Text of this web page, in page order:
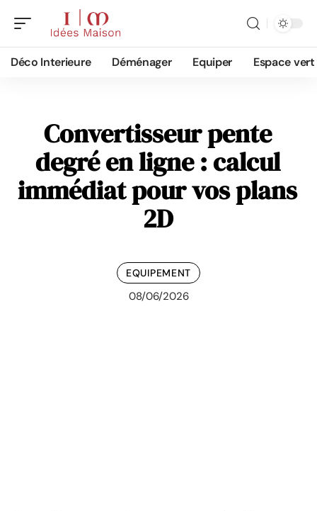
Déco Interieure Déménager Equiper Espace vert
Convertisseur pente
degré en ligne : calcul
immédiat pour vos plans
2D
EQUIPEMENT
08/06/2026